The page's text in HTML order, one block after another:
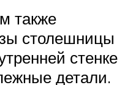
также
столешницы
стенке
детали.